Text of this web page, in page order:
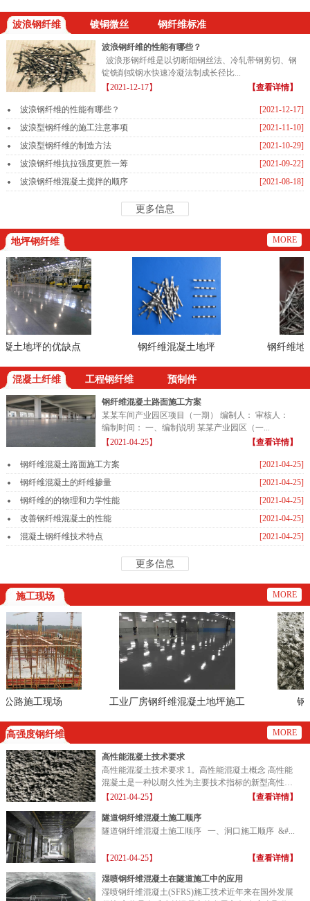
波浪钢纤维 镀铜微丝 钢纤维标准
波浪钢纤维的性能有哪些？
波浪形钢纤维是以切断细钢丝法、冷轧带钢剪切、钢
锭铣削或钢水快速冷凝法制成长径比...
【2021-12-17】
【查看详情】
[2021-12-17]
波浪钢纤维的性能有哪些？
[2021-11-10]
波浪型钢纤维的施工注意事项
[2021-10-29]
波浪型钢纤维的制造方法
[2021-09-22]
波浪钢纤维抗拉强度更胜一筹
[2021-08-18]
波浪钢纤维混凝土搅拌的顺序
更多信息
地坪钢纤维 MORE
地坪的优缺点 钢纤维混凝土地坪 钢纤维地坪
混凝土纤维 工程钢纤维 预制件
钢纤维混凝土路面施工方案
某某车间产业园区项目（一期） 编制人： 审核人：
编制时间： 一、编制说明 某某产业园区（一...
【2021-04-25】
【查看详情】
[2021-04-25]
钢纤维混凝土路面施工方案
[2021-04-25]
钢纤维混凝土的纤维掺量
[2021-04-25]
钢纤维的的物理和力学性能
[2021-04-25]
改善钢纤维混凝土的性能
[2021-04-25]
混凝土钢纤维技术特点
更多信息
施工现场 MORE
施工现场
工业厂房钢纤维混凝土地坪施工
钢纤
高强度钢纤维 MORE
高性能混凝土技术要求
高性能混凝土技术要求 1。高性能混凝土概念 高性能
混凝土是一种以耐久性为主要技术指标的新型高性能
混凝土...
【2021-04-25】 【查看详情】
隧道钢纤维混凝土施工顺序
隧道钢纤维混凝土施工顺序 一、洞口施工顺序 &#...
【2021-04-25】 【查看详情】
湿喷钢纤维混凝土在隧道施工中的应用
湿喷钢纤维混凝土(SFRS)施工技术近年来在国外发展